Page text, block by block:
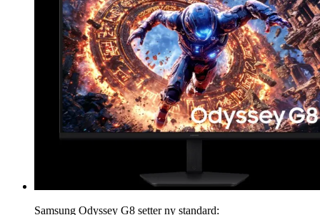
Samsung Odyssey G8 setter ny standard: